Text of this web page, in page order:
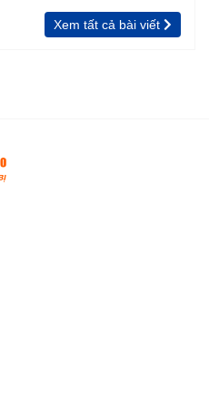
vườn, rào
Xem tất cả bài viết